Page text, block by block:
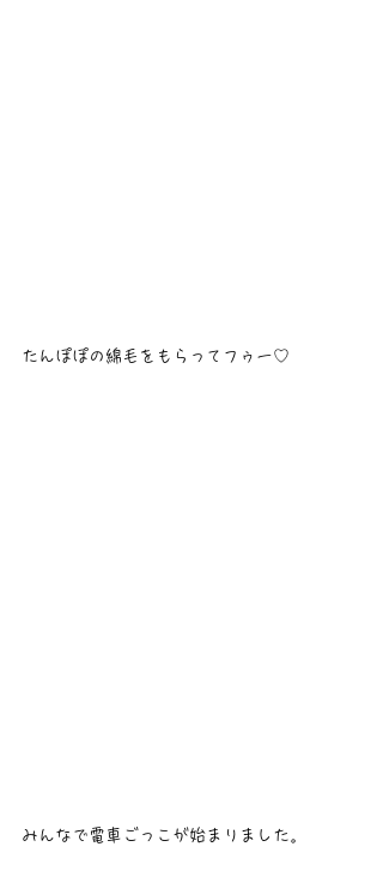
たんぽぽの綿毛をもらってフゥー♡
みんなで電車ごっこが始まりました。